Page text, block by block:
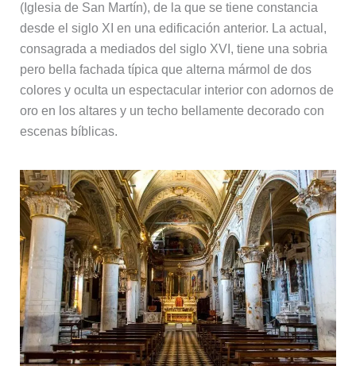
(Iglesia de San Martín), de la que se tiene constancia
desde el siglo XI en una edificación anterior. La actual,
consagrada a mediados del siglo XVI, tiene una sobria
pero bella fachada típica que alterna mármol de dos
colores y oculta un espectacular interior con adornos de
oro en los altares y un techo bellamente decorado con
escenas bíblicas.